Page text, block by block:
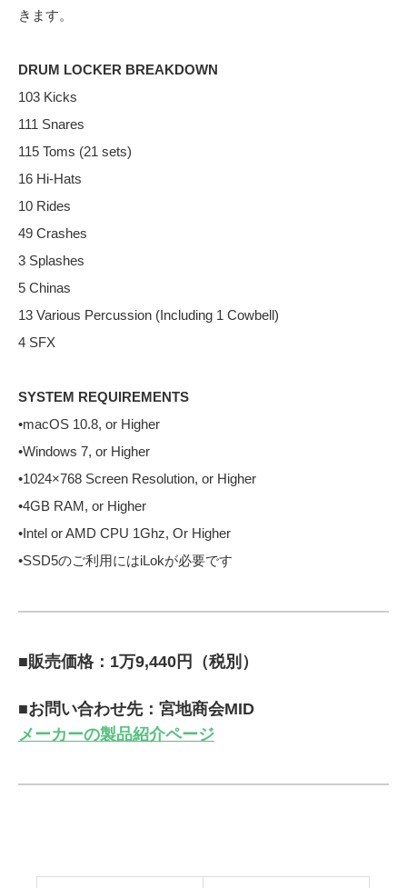
きます。
DRUM LOCKER BREAKDOWN
103 Kicks
111 Snares
115 Toms (21 sets)
16 Hi-Hats
10 Rides
49 Crashes
3 Splashes
5 Chinas
13 Various Percussion (Including 1 Cowbell)
4 SFX
SYSTEM REQUIREMENTS
•macOS 10.8, or Higher
•Windows 7, or Higher
•1024×768 Screen Resolution, or Higher
•4GB RAM, or Higher
•Intel or AMD CPU 1Ghz, Or Higher
•SSD5のご利用にはiLokが必要です
■販売価格：1万9,440円（税別）
■お問い合わせ先：宮地商会MID
メーカーの製品紹介ページ